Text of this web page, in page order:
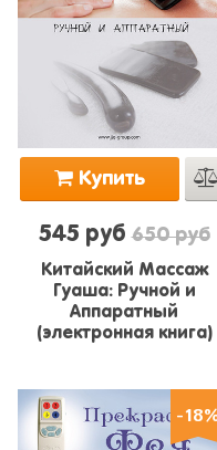
Купить
545 руб650 руб
Китайский Массаж
Гуаша: Ручной и
Аппаратный
(электронная книга)
-